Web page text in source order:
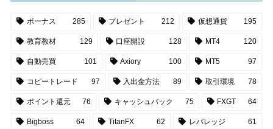
ボーナス 285 プレゼント 212 仮想通貨 195
教育教材 129 口座開設 128 MT4 120
自動売買 101 Axiory 100 MT5 97
コピートレード 97 入出金方法 89 取引環境 78
ポイント還元 76 キャッシュバック 75 FXGT 64
Bigboss 64 TitanFX 62 レバレッジ 61